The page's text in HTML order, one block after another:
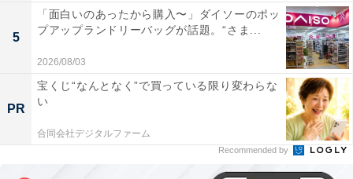
5
「面白いのあったから購入〜」ダイソーのポッ
プアップランドリーバッグが話題。“さま...
2026/08/03
PR
宝くじ“なんとなく”で買っている限り変わらな
い
合同会社デジタルファーム
Recommended by